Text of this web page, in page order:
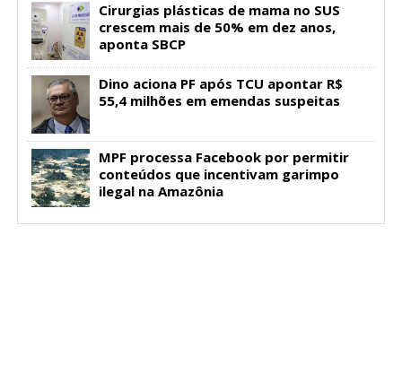
Cirurgias plásticas de mama no SUS
crescem mais de 50% em dez anos,
aponta SBCP
Dino aciona PF após TCU apontar R$
55,4 milhões em emendas suspeitas
MPF processa Facebook por permitir
conteúdos que incentivam garimpo
ilegal na Amazônia